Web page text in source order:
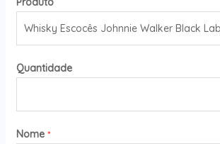
Quantidade
Nome *